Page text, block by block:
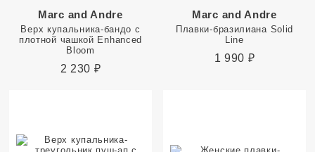
Marc and Andre
Верх купальника-бандо с
плотной чашкой Enhanced
Bloom
2 230 ₽
Marc and Andre
Плавки-бразилиана Solid
Line
1 990 ₽